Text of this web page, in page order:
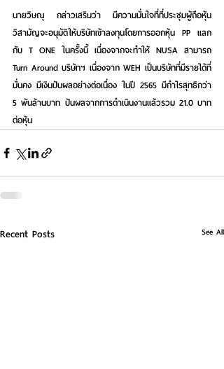
นายวิษณุ กล่าวเสริมว่า มีความมั่นใจที่ที่ประชุมผู้ถือหุ้น
วิสามัญจะอนุมัติให้บริษัทเข้าลงทุนโดยการออกหุ้น PP แลก
กับ T ONE ในครั้งนี้ เนื่องจากจะทำให้ NUSA สามารถ
Turn Around บริษัทฯ เนื่องจาก WEH เป็นบริษัทที่มีรายได้ที่
มั่นคง มีเงินปันผลอย่างต่อเนื่อง ในปี 2565 มีกำไรสุทธิกว่า
5 พันล้านบาท ปันผลจากการดำเนินงานแล้วรวม 21.0 บาท
ต่อหุ้น
Recent Posts See All